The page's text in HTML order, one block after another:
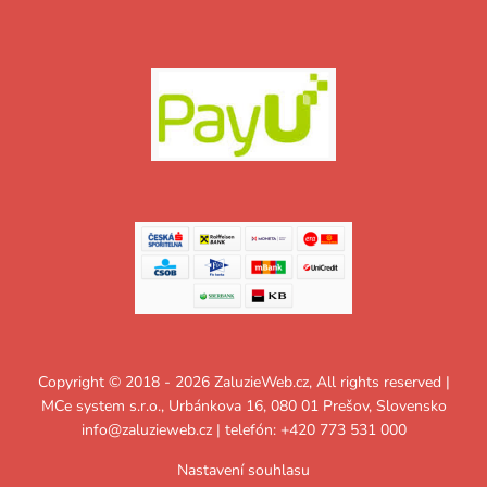
Copyright © 2018 - 2026 ZaluzieWeb.cz, All rights reserved |
MCe system s.r.o., Urbánkova 16, 080 01 Prešov, Slovensko
info@zaluzieweb.cz| telefón: +420 773 531 000
Nastavení souhlasu